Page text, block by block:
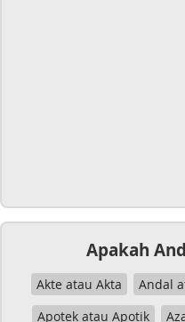
Apakah
Akte atau Akta Andal
Apotek atau Apotik